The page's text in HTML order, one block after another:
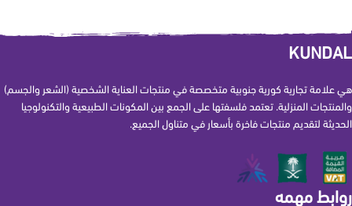
KUNDAL
هي علامة تجارية كورية جنوبية متخصصة في منتجات العناية الشخصية (الشعر والجسم)
والمنتجات المنزلية. تعتمد فلسفتها على الجمع بين المكونات الطبيعية والتكنولوجيا
الحديثة لتقديم منتجات فاخرة بأسعار في متناول الجميع.
روابط مهمه